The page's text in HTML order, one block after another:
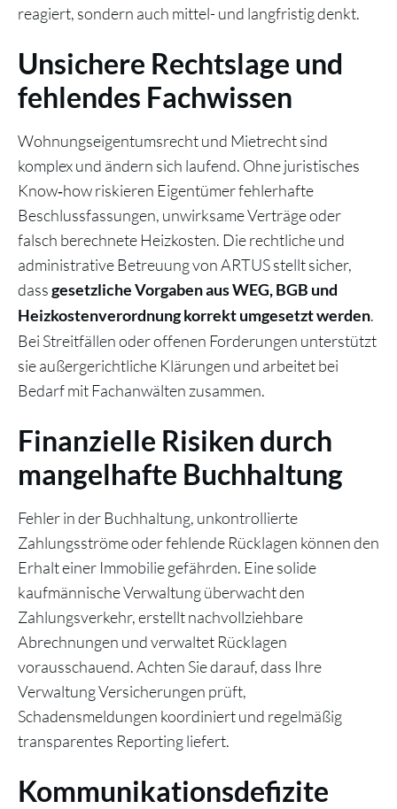
reagiert, sondern auch mittel- und langfristig denkt.
Unsichere Rechtslage und
fehlendes Fachwissen
Wohnungseigentumsrecht und Mietrecht sind
komplex und ändern sich laufend. Ohne juristisches
Know‑how riskieren Eigentümer fehlerhafte
Beschlussfassungen, unwirksame Verträge oder
falsch berechnete Heizkosten. Die rechtliche und
administrative Betreuung von ARTUS stellt sicher,
dassgesetzliche Vorgaben aus WEG, BGB und
Heizkostenverordnung korrekt umgesetzt werden.
Bei Streitfällen oder offenen Forderungen unterstützt
sie außergerichtliche Klärungen und arbeitet bei
Bedarf mit Fachanwälten zusammen.
Finanzielle Risiken durch
mangelhafte Buchhaltung
Fehler in der Buchhaltung, unkontrollierte
Zahlungsströme oder fehlende Rücklagen können den
Erhalt einer Immobilie gefährden. Eine solide
kaufmännische Verwaltung überwacht den
Zahlungsverkehr, erstellt nachvollziehbare
Abrechnungen und verwaltet Rücklagen
vorausschauend. Achten Sie darauf, dass Ihre
Verwaltung Versicherungen prüft,
Schadensmeldungen koordiniert und regelmäßig
transparentes Reporting liefert.
Kommunikationsdefizite